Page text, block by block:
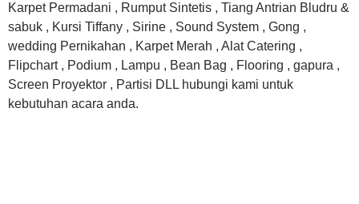
Karpet Permadani , Rumput Sintetis , Tiang Antrian Bludru &
sabuk , Kursi Tiffany , Sirine , Sound System , Gong ,
wedding Pernikahan , Karpet Merah , Alat Catering ,
Flipchart , Podium , Lampu , Bean Bag , Flooring , gapura ,
Screen Proyektor , Partisi DLL hubungi kami untuk
kebutuhan acara anda.